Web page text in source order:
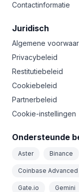
Contactinformatie
Juridisch
Algemene
Privacybeleid
Restitutiebeleid
Cookiebeleid
Partnerbeleid
Cookie-instellingen
Ondersteunde
Aster Binance
Coinbase Advanced
Gate.io Gemini